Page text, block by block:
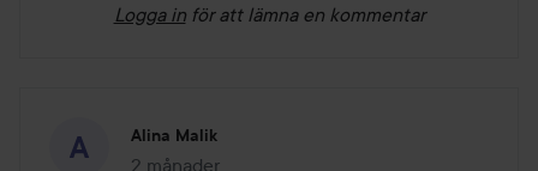
Logga in för att lämna en kommentar
Alina Malik
2 månader